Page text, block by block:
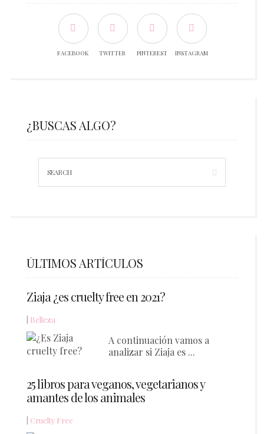
FACEBOOK TWITTER PINTEREST INSTAGRAM
¿BUSCAS ALGO?
ÚLTIMOS ARTÍCULOS
Ziaja ¿es cruelty free en 2021?
Belleza
A continuación vamos a
analizar si Ziaja es ...
25 libros para veganos, vegetarianos y
amantes de los animales
Cruelty Free